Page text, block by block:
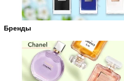
Бренды